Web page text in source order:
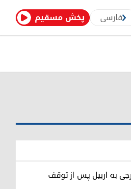
پخش مسقیم فارسی
به اربیل پس از توقف